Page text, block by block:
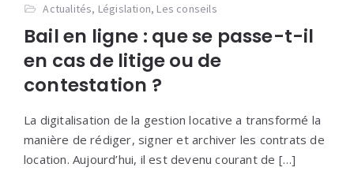
Actualités, Législation, Les conseils
Bail en ligne : que se passe-t-il
en cas de litige ou de
contestation ?
La digitalisation de la gestion locative a transformé la
manière de rédiger, signer et archiver les contrats de
location. Aujourd’hui, il est devenu courant de […]